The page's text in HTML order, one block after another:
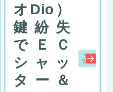
オDio）
鍵紛失
でＥＣ
シャッ
ター＆